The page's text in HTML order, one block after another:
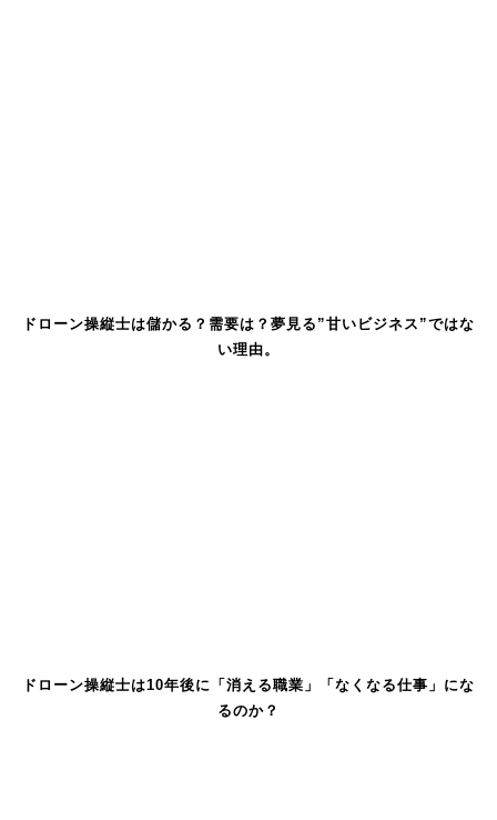
ドローン操縦士は儲かる？需要は？夢見る”甘いビジネス”ではな
い理由。
ドローン操縦士は10年後に「消える職業」「なくなる仕事」にな
るのか？